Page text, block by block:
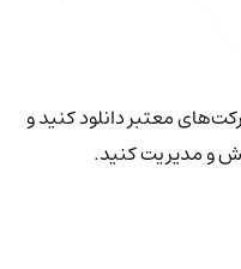
معتبر دانلود کنید و
و مدیریت کنید.